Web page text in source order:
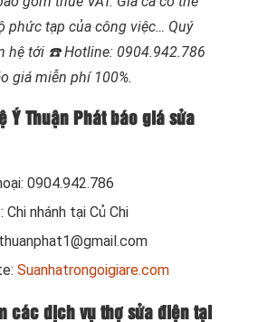
phức tạp của công việc… Quý
hệ tới ☎️ Hotline: 0904.942.786
giá miễn phí 100%.
Ý Thuận Phát báo giá sửa
0904.942.786
Chi nhánh tại Củ Chi
Suanhatrongoigiare.com
các dịch vụ thợ sửa điện tại